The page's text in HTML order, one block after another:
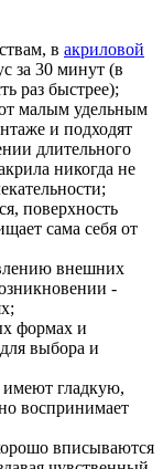
в акриловой
за 30 минут (в
раз быстрее);
малым удельным
и подходят
длительного
никогда не
поверхность
сама себя от
внешних
-
формах и
выбора и
гладкую,
воспринимает
вписываются